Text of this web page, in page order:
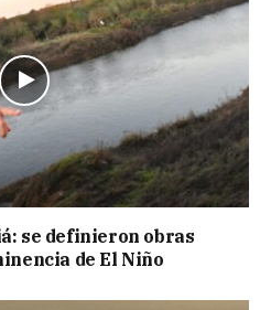
se definieron obras
de El Niño